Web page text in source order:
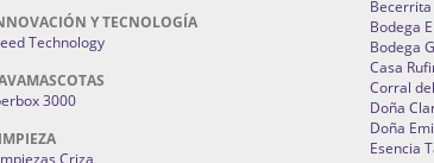
Y TECNOLOGÍA
Technology
3000
Criza
Becerrita
Bodega
Bodega
Casa
Corral
Doña
Doña
Esencia